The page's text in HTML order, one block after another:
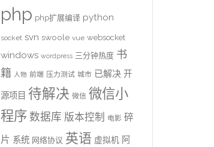
php php扩展编译 python
socket svn swoole vue websocket
windows wordpress 三分钟热度 书
籍 人物 前端 压力测试 城市 已解决 开
源项目 待解决 微信 微信小
程序 数据库 版本控制 电影 碎
片 系统 网络协议 英语 虚拟机 阿